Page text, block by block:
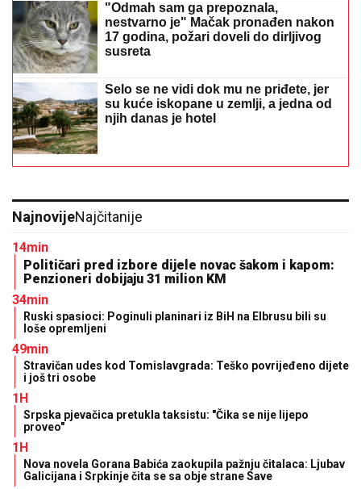
"Odmah sam ga prepoznala,
nestvarno je" Mačak pronađen nakon
17 godina, požari doveli do dirljivog
susreta
Selo se ne vidi dok mu ne priđete, jer
su kuće iskopane u zemlji, a jedna od
njih danas je hotel
NajnovijeNajčitanije
14min
Političari pred izbore dijele novac šakom i kapom:
Penzioneri dobijaju 31 milion KM
34min
Ruski spasioci: Poginuli planinari iz BiH na Elbrusu bili su
loše opremljeni
49min
Stravičan udes kod Tomislavgrada: Teško povrijeđeno dijete
i još tri osobe
1H
Srpska pjevačica pretukla taksistu: "Čika se nije lijepo
proveo"
1H
Nova novela Gorana Babića zaokupila pažnju čitalaca: Ljubav
Galicijana i Srpkinje čita se sa obje strane Save